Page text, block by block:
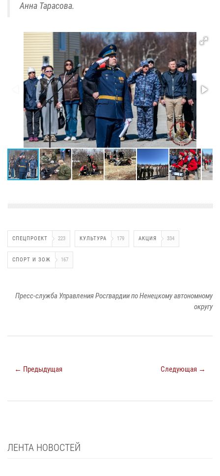
Анна Тарасова.
СПЕЦПРОЕКТ 223 КУЛЬТУРА 179 АКЦИЯ 334
СПОРТ И ЗОЖ 167
Пресс-служба Управления Росгвардии по Ненецкому автономному
округу
← Предыдущая Следующая →
ЛЕНТА НОВОСТЕЙ